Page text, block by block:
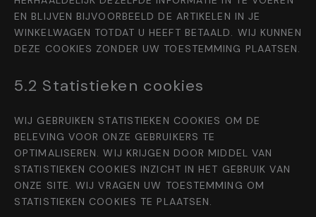
EN BLIJVEN BIJVOORBEELD DE ARTIKELEN IN JE
WINKELWAGEN TOTDAT U HEEFT BETAALD. WIJ KUNNEN
DEZE COOKIES ZONDER UW TOESTEMMING PLAATSEN.
5.2 Statistieken cookies
WIJ GEBRUIKEN STATISTIEKEN COOKIES OM DE
BELEVING VOOR ONZE GEBRUIKERS TE
OPTIMALISEREN. WIJ KRIJGEN DOOR MIDDEL VAN
STATISTIEKEN COOKIES INZICHT IN HET GEBRUIK VAN
ONZE SITE. WIJ VRAGEN UW TOESTEMMING OM
STATISTIEKEN COOKIES TE PLAATSEN.